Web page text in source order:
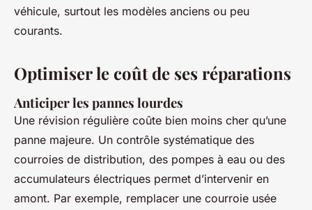
véhicule, surtout les modèles anciens ou peu
courants.
Optimiser le coût de ses réparations
Anticiper les pannes lourdes
Une révision régulière coûte bien moins cher qu’une
panne majeure. Un contrôle systématique des
courroies de distribution, des pompes à eau ou des
accumulateurs électriques permet d’intervenir en
amont. Par exemple, remplacer une courroie usée